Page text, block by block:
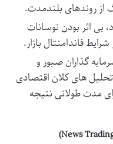
از روندهای بلندمدت.
بی اثر بودن نوسانات
فاندامنتال بازار.
گذاران صبور و
های کلان اقتصادی
مدت طولانی نتیجه